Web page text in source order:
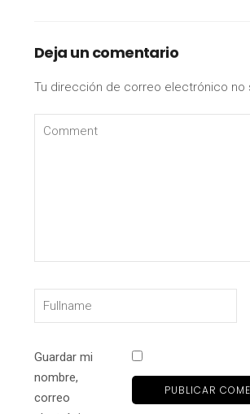
Deja un comentario
Tu dirección de correo electrónico no
Guardar mi
nombre,
correo